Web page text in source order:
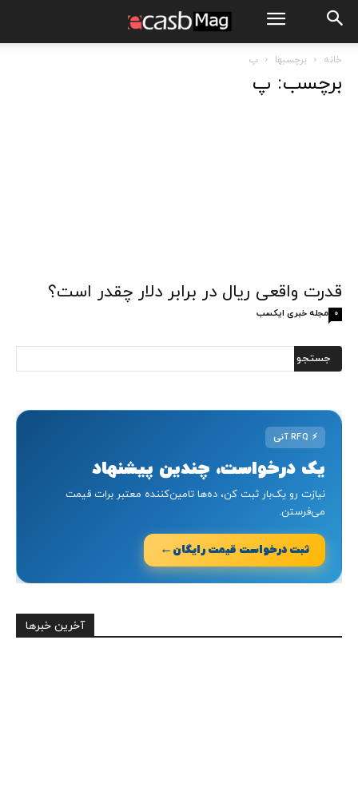
خانه برچسبها پ
برچسب: پ
قدرت واقعی ریال در برابر دلار چقدر است؟
مجله خبری ایکسب 0
⚡
یک درخواست، چندین پیشنهاد
نیازت رو یک‌بار ثبت کن، ده‌ها تامین‌کننده معتبر برات قیمت
می‌فرستن.
ثبت درخواست قیمت رایگان ←
آخرین خبرها